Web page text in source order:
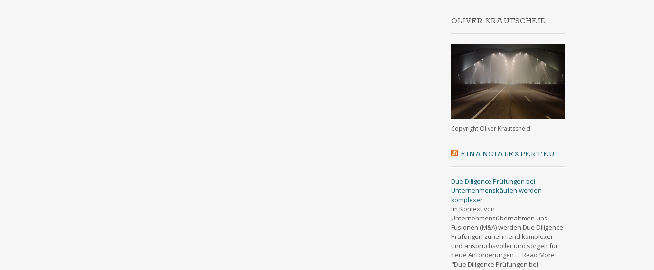
OLIVER KRAUTSCHEID
Copyright Oliver Krautscheid
FINANCIALEXPERT.EU
Due Diligence Prüfungen bei
Unternehmenskäufen werden
komplexer
Im Kontext von
Unternehmensübernahmen und
Fusionen (M&A) werden Due Diligence
Prüfungen zunehmend komplexer
und anspruchsvoller und sorgen für
neue Anforderungen … Read More
"Due Diligence Prüfungen bei